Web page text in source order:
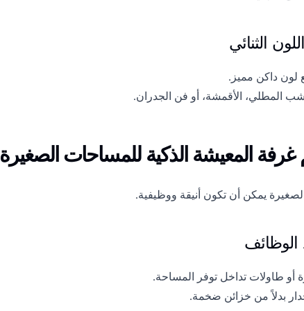
الثنائي
لون داكن مميز.
المطلي، الأقمشة، أو فن الجدران.
المعيشة الذكية للمساحات الصغيرة
يمكن أن تكون أنيقة ووظيفية.
الوظائف
أو طاولات تداخل توفر المساحة.
بدلاً من خزائن ضخمة.